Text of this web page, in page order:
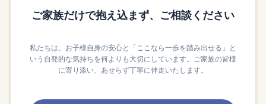
ご家族だけで抱え込まず、ご相談ください
私たちは、お子様自身の安心と「ここなら一歩を踏み出せる」と
いう自発的な気持ちを何よりも大切にしています。ご家族の皆様
に寄り添い、あせらず丁寧に伴走いたします。